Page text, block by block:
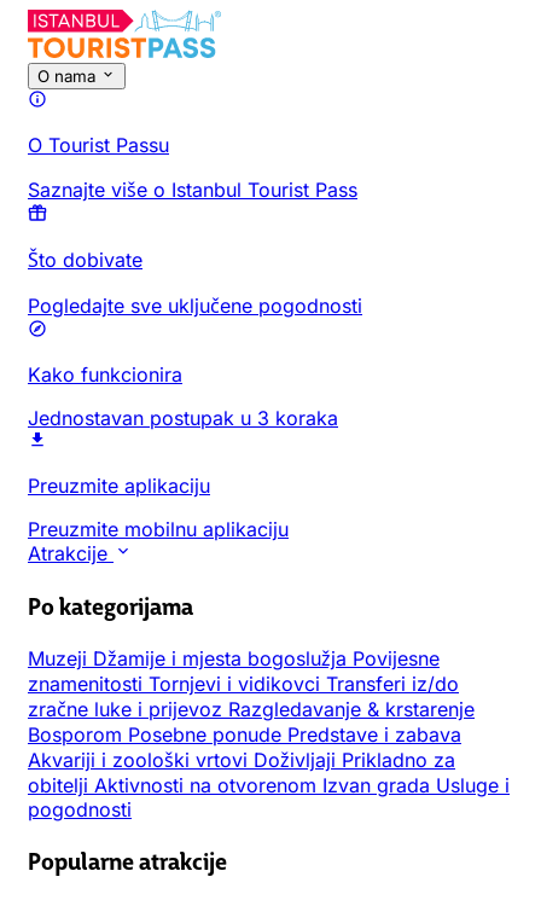
O nama
O Tourist Passu
Saznajte više o Istanbul Tourist Pass
Što dobivate
Pogledajte sve uključene pogodnosti
Kako funkcionira
Jednostavan postupak u 3 koraka
Preuzmite aplikaciju
Preuzmite mobilnu aplikaciju
Atrakcije
Po kategorijama
Muzeji Džamije i mjesta bogoslužja Povijesne
znamenitosti Tornjevi i vidikovci Transferi iz/do
zračne luke i prijevoz Razgledavanje & krstarenje
Bosporom Posebne ponude Predstave i zabava
Akvariji i zoološki vrtovi Doživljaji Prikladno za
obitelji Aktivnosti na otvorenom Izvan grada Usluge i
pogodnosti
Popularne atrakcije